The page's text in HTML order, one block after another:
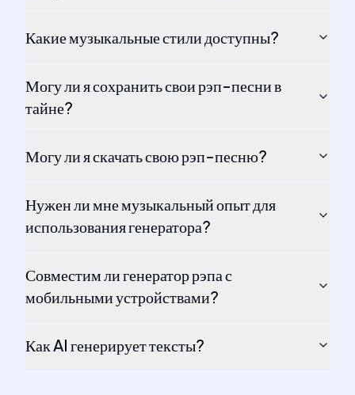
Какие музыкальные стили доступны?
Могу ли я сохранить свои рэп-песни в
тайне?
Могу ли я скачать свою рэп-песню?
Нужен ли мне музыкальный опыт для
использования генератора?
Совместим ли генератор рэпа с
мобильными устройствами?
Как AI генерирует тексты?